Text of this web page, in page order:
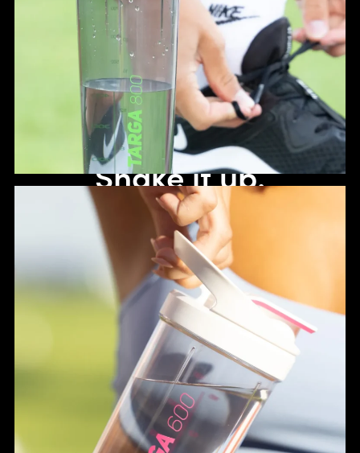
Shake it up.
Der perfekte Getränkebehälter für Sport und Freizeit.